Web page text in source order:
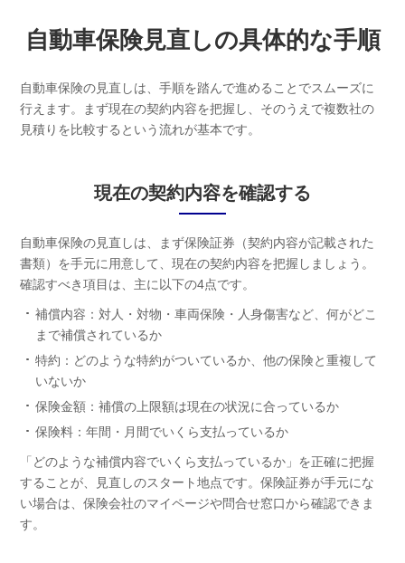
自動車保険見直しの具体的な手順
自動車保険の見直しは、手順を踏んで進めることでスムーズに
行えます。まず現在の契約内容を把握し、そのうえで複数社の
見積りを比較するという流れが基本です。
現在の契約内容を確認する
自動車保険の見直しは、まず保険証券（契約内容が記載された
書類）を手元に用意して、現在の契約内容を把握しましょう。
確認すべき項目は、主に以下の4点です。
補償内容：対人・対物・車両保険・人身傷害など、何がどこ
まで補償されているか
特約：どのような特約がついているか、他の保険と重複して
いないか
保険金額：補償の上限額は現在の状況に合っているか
保険料：年間・月間でいくら支払っているか
「どのような補償内容でいくら支払っているか」を正確に把握
することが、見直しのスタート地点です。保険証券が手元にな
い場合は、保険会社のマイページや問合せ窓口から確認できま
す。